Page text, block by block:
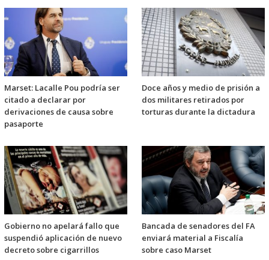
Marset: Lacalle Pou podría ser
citado a declarar por
derivaciones de causa sobre
pasaporte
Doce años y medio de prisión a
dos militares retirados por
torturas durante la dictadura
Gobierno no apelará fallo que
suspendió aplicación de nuevo
decreto sobre cigarrillos
Bancada de senadores del FA
enviará material a Fiscalía
sobre caso Marset